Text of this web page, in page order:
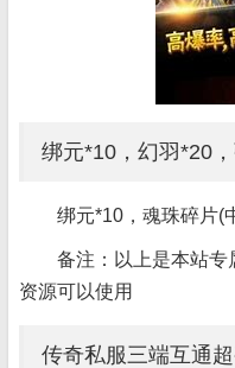
绑元*10，幻羽*20
绑元*10，魂珠碎片(
备注：以上是本站专
资源可以使用
传奇私服三端互通